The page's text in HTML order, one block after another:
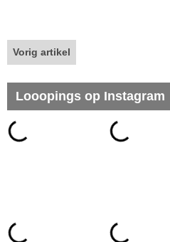
Vorig artikel
Looopings op Instagram